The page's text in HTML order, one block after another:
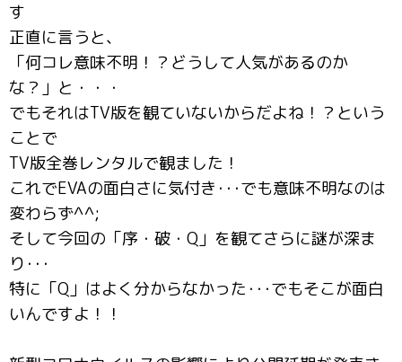
す
正直に言うと、
「何コレ意味不明！？どうして人気があるのか
な？」と・・・
でもそれはTV版を観ていないからだよね！？という
ことで
TV版全巻レンタルで観ました！
これでEVAの面白さに気付き･･･でも意味不明なのは
変わらず^^;
そして今回の「序・破・Q」を観てさらに謎が深ま
り･･･
特に「Q」はよく分からなかった･･･でもそこが面白
いんですよ！！